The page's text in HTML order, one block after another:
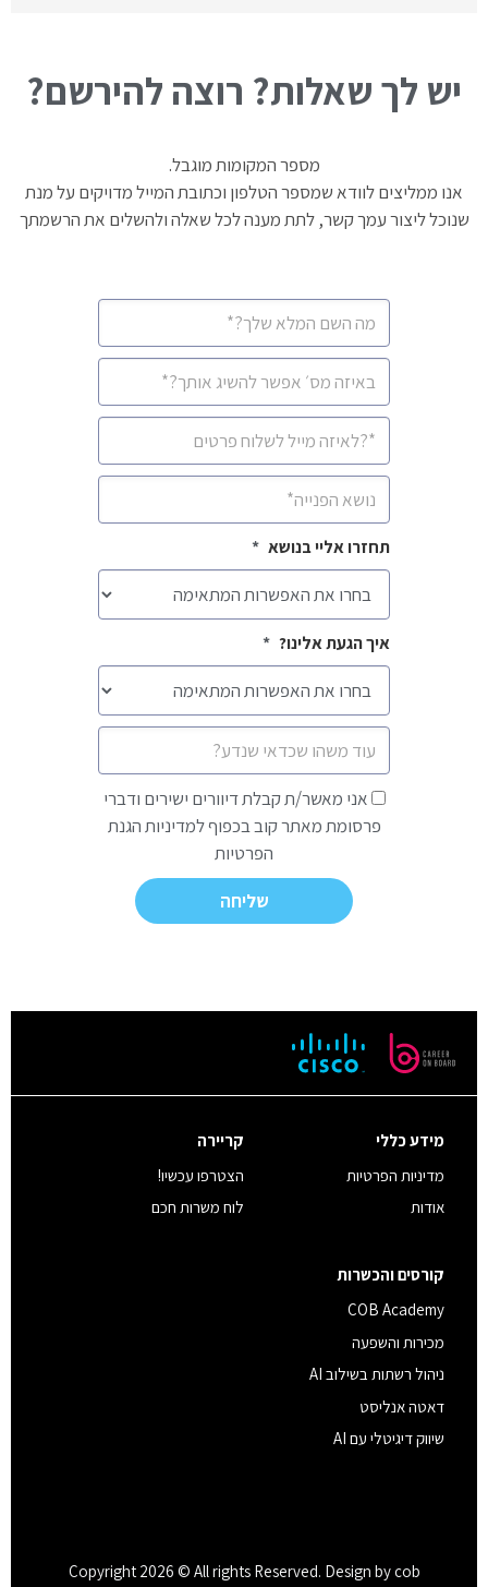
יש לך שאלות? רוצה להירשם?
מספר המקומות מוגבל.
אנו ממליצים לוודא שמספר הטלפון וכתובת המייל מדויקים על מנת
שנוכל ליצור עמך קשר, לתת מענה לכל שאלה ולהשלים את הרשמתך
CAPTCHA
מלא *
מספר
סלולרי
*
איימיל
תחזרו אליי בנושא *
איך הגעת אלינו? *
אני
מאשר/ת
ישירים
קוב
בכפוף
למדיניות
אני מאשר/ת קבלת דיוורים ישירים ודברי
פרסומת מאתר קוב בכפוף למדיניות הגנת
הפרטיות
מידע כללי
מדיניות הפרטיות
אודות
קריירה
הצטרפו עכשיו!
לוח משרות חכם
קורסים והכשרות
COB Academy
מכירות והשפעה
ניהול רשתות בשילוב AI
דאטה אנליסט
שיווק דיגיטלי עם AI
Copyright 2026 © All rights Reserved. Design by cob